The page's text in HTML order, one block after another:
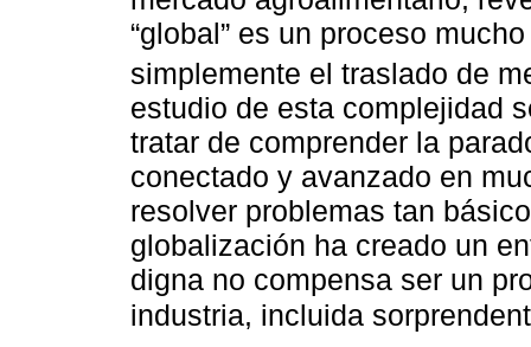
“global” es un proceso
simplemente el traslado de
estudio de esta complejidad
tratar de comprender la
conectado y avanzado en
resolver problemas tan
globalización ha creado un
digna no compensa ser un
industria, incluida